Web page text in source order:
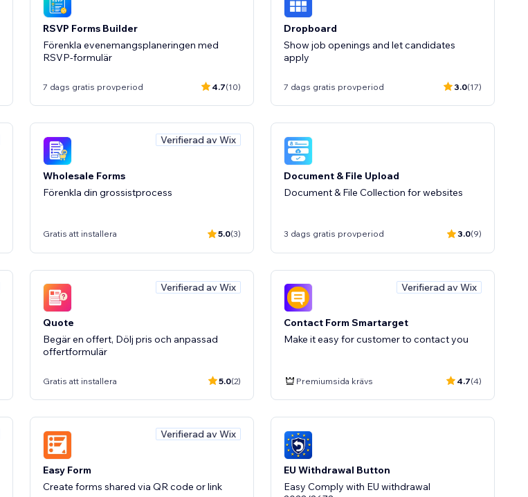
RSVP Forms Builder
Förenkla evenemangsplaneringen med
RSVP-formulär
7 dags gratis provperiod 4.7(10)
Dropboard
Show job openings and let candidates
apply
7 dags gratis provperiod 3.0(17)
Verifierad av Wix
Wholesale Forms
Förenkla din grossistprocess
Gratis att installera 5.0(3)
Document & File Upload
Document & File Collection for websites
3 dags gratis provperiod 3.0(9)
Verifierad av Wix
Quote
Begär en offert, Dölj pris och anpassad
offertformulär
Gratis att installera 5.0(2)
Verifierad av Wix
Contact Form Smartarget
Make it easy for customer to contact you
Premiumsida krävs 4.7(4)
Verifierad av Wix
Easy Form
Create forms shared via QR code or link
EU Withdrawal Button
Easy Comply with EU withdrawal